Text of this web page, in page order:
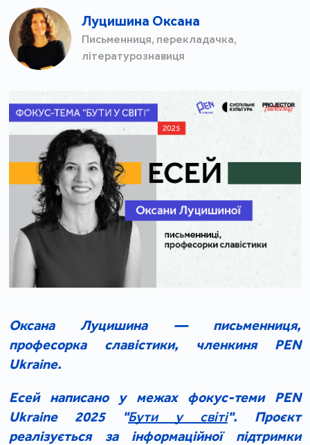
Луцишина Оксана
Письменниця, перекладачка,
літературознавиця
Оксана Луцишина — письменниця,
професорка славістики, членкиня PEN
Ukraine.
Есей написано у межах фокус-теми PEN
Ukraine 2025 "Бути у світі". Проєкт
реалізується за інформаційної підтримки